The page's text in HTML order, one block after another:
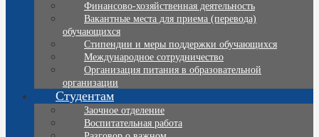
Финансово-хозяйственная деятельность
Вакантные места для приема (перевода)
обучающихся
Стипендии и меры поддержки обучающихся
Международное сотрудничество
Организация питания в образовательной
организации
Студентам
Заочное отделение
Воспитательная работа